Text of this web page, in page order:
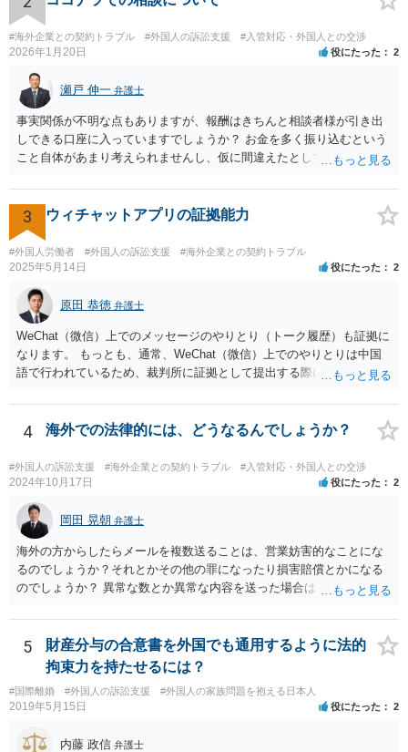
#海外企業との契約トラブル #外国人の訴訟支援 #入管対応・外国人との交渉
2026年1月20日 役にたった 2
瀬戸 伸一 弁護士
事実関係が不明な点もありますが、報酬はきちんと相談者様が引き出
しできる口座に入っていますでしょうか？ お金を多く振り込むという
こと自体があまり考えられませんし、仮に間違えたとしても、海外の
で、paypayを使うというのは、話として怪しい感じがします。 絶対に
損のないように行動されるとよいと思われます。
3 ウィチャットアプリの証拠能力
#外国人労働者 #外国人の訴訟支援 #海外企業との契約トラブル
2025年5月14日 役にたった 2
原田 恭徳 弁護士
WeChat（微信）上でのメッセージのやりとり（トーク履歴）も証拠に
なります。 もっとも、通常、WeChat（微信）上でのやりとりは中国
語で行われているため、裁判所に証拠として提出する際には日本語の
4 海外での法律的には、どうなるんでしょうか？
#外国人の訴訟支援 #海外企業との契約トラブル #入管対応・外国人との交渉
2024年10月17日 役にたった 2
岡田 晃朝 弁護士
海外の方からしたらメールを複数送ることは、営業妨害的なことにな
るのでしょうか？それとかその他の罪になったり損害賠償とかになる
のでしょうか？ 異常な数とか異常な内容を送った場合はそういうこと
ませんが、日本ではそうです。 しかし、現実には、あまりないかとは
思います。 お礼を送ったなら、もう伝っているでしょうから、今後
は、止めておけばよいでしょう。
5
財産分与の合意書を外国でも通用するように法的
拘束力を持たせるには？
#国際離婚 #外国人の訴訟支援 #外国人の家族問題を抱える日本人
2019年5月15日 役にたった 2
内藤 政信 弁護士